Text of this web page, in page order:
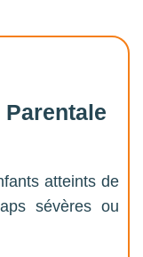
Parentale
atteints de
sévères ou